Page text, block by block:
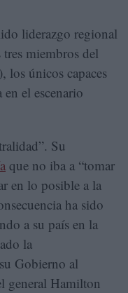
liderazgo regional
miembros del
únicos capaces
el escenario
Su
que no iba a “tomar
en lo posible a la
ha sido
a su país en la
la
Gobierno al
general Hamilton